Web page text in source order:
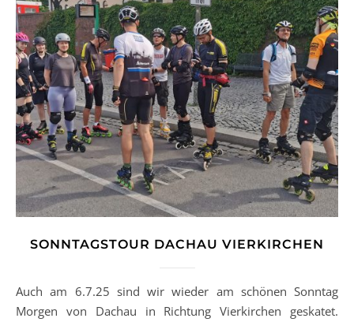
SONNTAGSTOUR DACHAU VIERKIRCHEN
Auch am 6.7.25 sind wir wieder am schönen Sonntag
Morgen von Dachau in Richtung Vierkirchen geskatet.